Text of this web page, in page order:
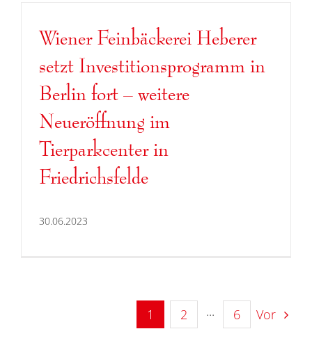
Wiener Feinbäckerei Heberer
setzt Investitionsprogramm in
Berlin fort – weitere
Neueröffnung im
Tierparkcenter in
Friedrichsfelde
30.06.2023
1 2 ··· 6 Vor